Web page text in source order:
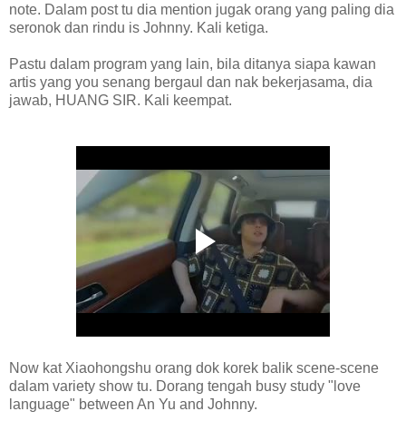
note. Dalam post tu dia mention jugak orang yang paling dia
seronok dan rindu is Johnny. Kali ketiga.
Pastu dalam program yang lain, bila ditanya siapa kawan
artis yang you senang bergaul dan nak bekerjasama, dia
jawab, HUANG SIR. Kali keempat.
Now kat Xiaohongshu orang dok korek balik scene-scene
dalam variety show tu. Dorang tengah busy study "love
language" between An Yu and Johnny.